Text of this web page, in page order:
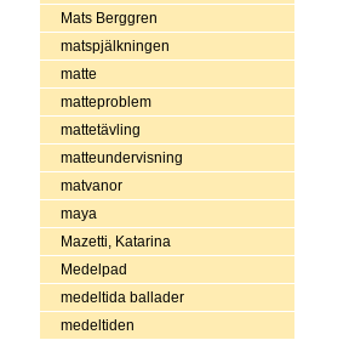
Mats Berggren
matspjälkningen
matte
matteproblem
mattetävling
matteundervisning
matvanor
maya
Mazetti, Katarina
Medelpad
medeltida ballader
medeltiden